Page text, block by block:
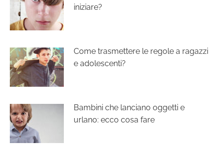
iniziare?
Come trasmettere le regole a ragazzi
e adolescenti?
Bambini che lanciano oggetti e
urlano: ecco cosa fare